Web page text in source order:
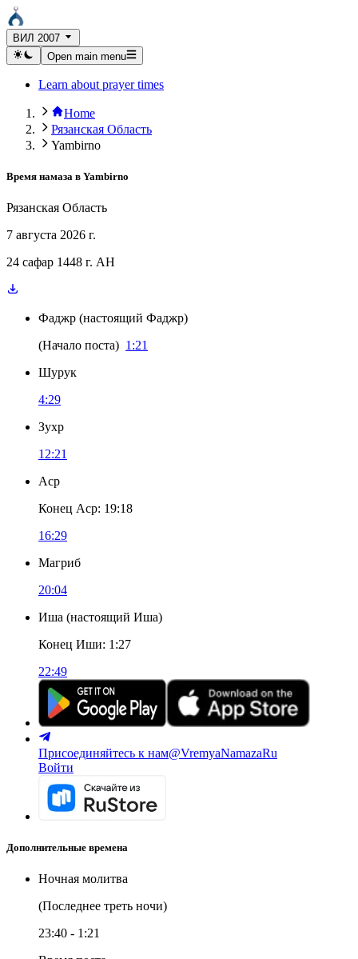
ВИЛ 2007
Open main menu
Learn about prayer times
Home
Рязанская Область
Yambirno
Время намаза в Yambirno
Рязанская Область
7 августа 2026 г.
24 сафар 1448 г. AH
Фаджр (настоящий Фаджр)
(Начало поста) 1:21
Шурук
4:29
Зухр
12:21
Аср
Конец Аср: 19:18
16:29
Магриб
20:04
Иша (настоящий Иша)
Конец Иши: 1:27
22:49
Присоединяйтесь к нам@VremyaNamazaRu
Войти
Дополнительные времена
Ночная молитва
(Последнее треть ночи)
23:40 - 1:21